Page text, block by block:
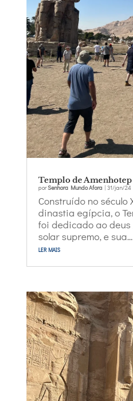
Templo de Amenhotep
porSenhora Mundo Afora| 31/jan/24|
Construído no século
dinastia egípcia, o
foi dedicado ao deus
solar supremo, e sua...
ler mais